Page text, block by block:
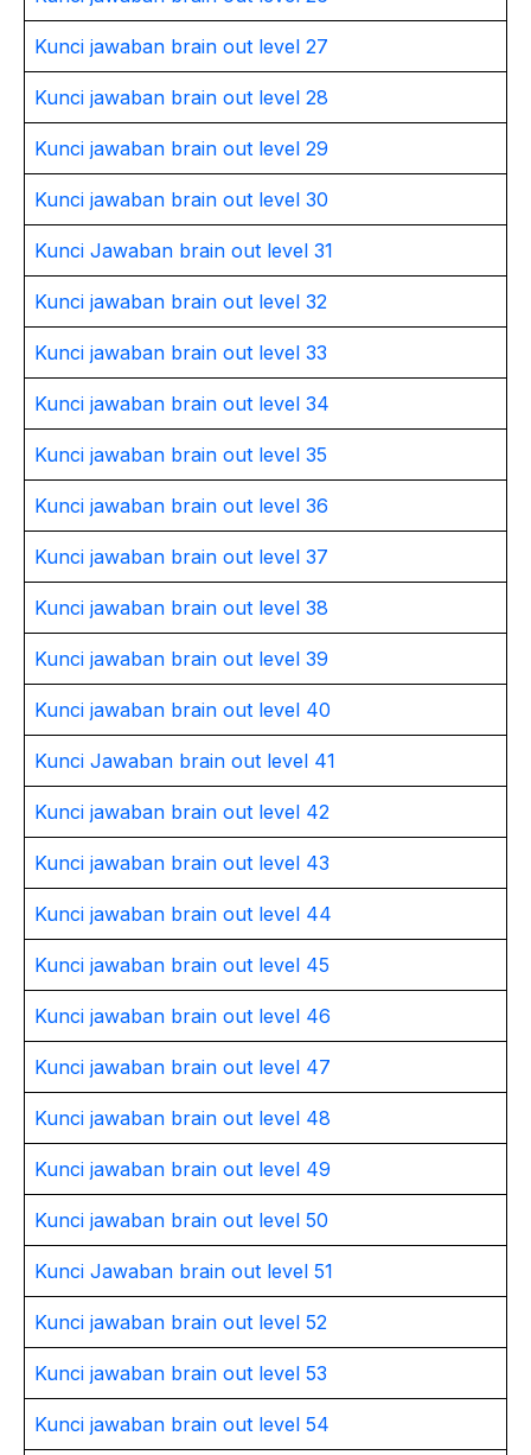
Kunci jawaban brain out level 27
Kunci jawaban brain out level 28
Kunci jawaban brain out level 29
Kunci jawaban brain out level 30
Kunci Jawaban brain out level 31
Kunci jawaban brain out level 32
Kunci jawaban brain out level 33
Kunci jawaban brain out level 34
Kunci jawaban brain out level 35
Kunci jawaban brain out level 36
Kunci jawaban brain out level 37
Kunci jawaban brain out level 38
Kunci jawaban brain out level 39
Kunci jawaban brain out level 40
Kunci Jawaban brain out level 41
Kunci jawaban brain out level 42
Kunci jawaban brain out level 43
Kunci jawaban brain out level 44
Kunci jawaban brain out level 45
Kunci jawaban brain out level 46
Kunci jawaban brain out level 47
Kunci jawaban brain out level 48
Kunci jawaban brain out level 49
Kunci jawaban brain out level 50
Kunci Jawaban brain out level 51
Kunci jawaban brain out level 52
Kunci jawaban brain out level 53
Kunci jawaban brain out level 54